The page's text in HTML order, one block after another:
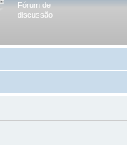
Fórum de
discussão